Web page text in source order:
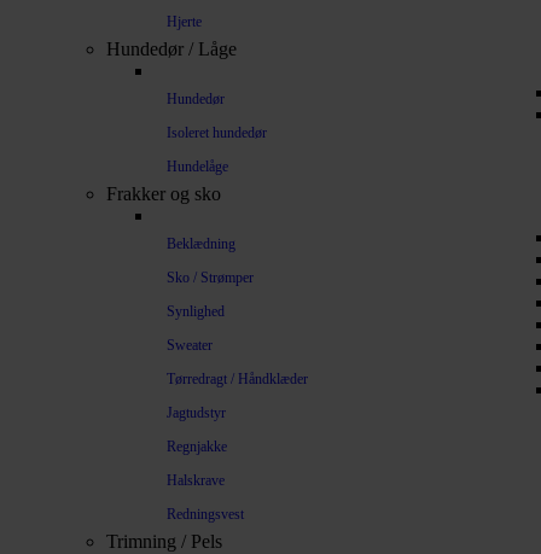
Hjerte
Hundedør / Låge
Hundedør
Isoleret hundedør
Hundelåge
Frakker og sko
Beklædning
Sko / Strømper
Synlighed
Sweater
Tørredragt / Håndklæder
Jagtudstyr
Regnjakke
Halskrave
Redningsvest
Trimning / Pels